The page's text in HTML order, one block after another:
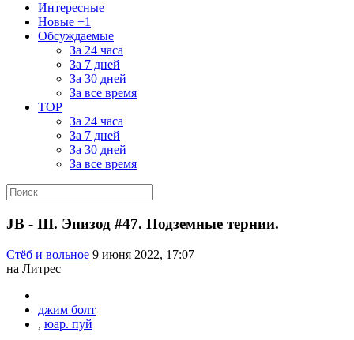
Интересные
Новые +1
Обсуждаемые
За 24 часа
За 7 дней
За 30 дней
За все время
TOP
За 24 часа
За 7 дней
За 30 дней
За все время
JB - III. Эпизод #47. Подземные тернии.
Стёб и вольное 9 июня 2022, 17:07
на Литрес
джим болт
, юар. пуй